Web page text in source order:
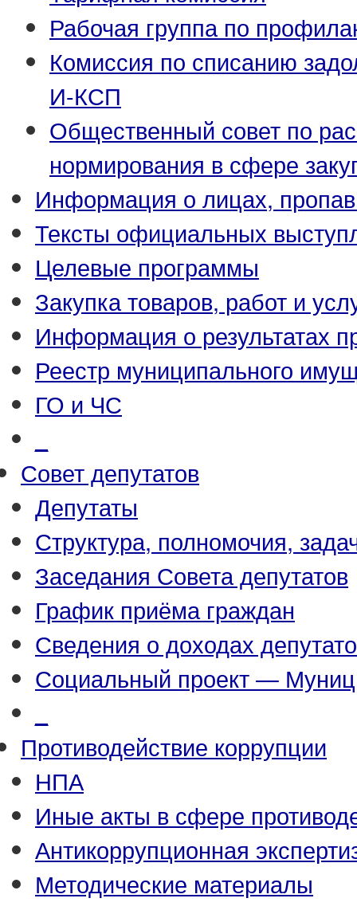
Рабочая группа по
Комиссия по списанию
И-КСП
Общественный совет по
нормирования в сфере
Информация о лицах,
Тексты официальных
Целевые программы
Закупка товаров, работ и
Информация о результатах
Реестр муниципального
ГО и ЧС
Совет депутатов
Депутаты
Структура, полномочия,
Заседания Совета депутатов
График приёма граждан
Сведения о доходах
Социальный проект —
Противодействие коррупции
НПА
Иные акты в сфере
Антикоррупционная
Методические материалы